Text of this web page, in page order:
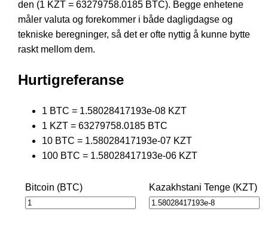
den (1 KZT = 63279758.0185 BTC). Begge enhetene
måler valuta og forekommer i både dagligdagse og
tekniske beregninger, så det er ofte nyttig å kunne bytte
raskt mellom dem.
Hurtigreferanse
1 BTC = 1.58028417193e-08 KZT
1 KZT = 63279758.0185 BTC
10 BTC = 1.58028417193e-07 KZT
100 BTC = 1.58028417193e-06 KZT
Bitcoin (BTC) Kazakhstani Tenge (KZT)